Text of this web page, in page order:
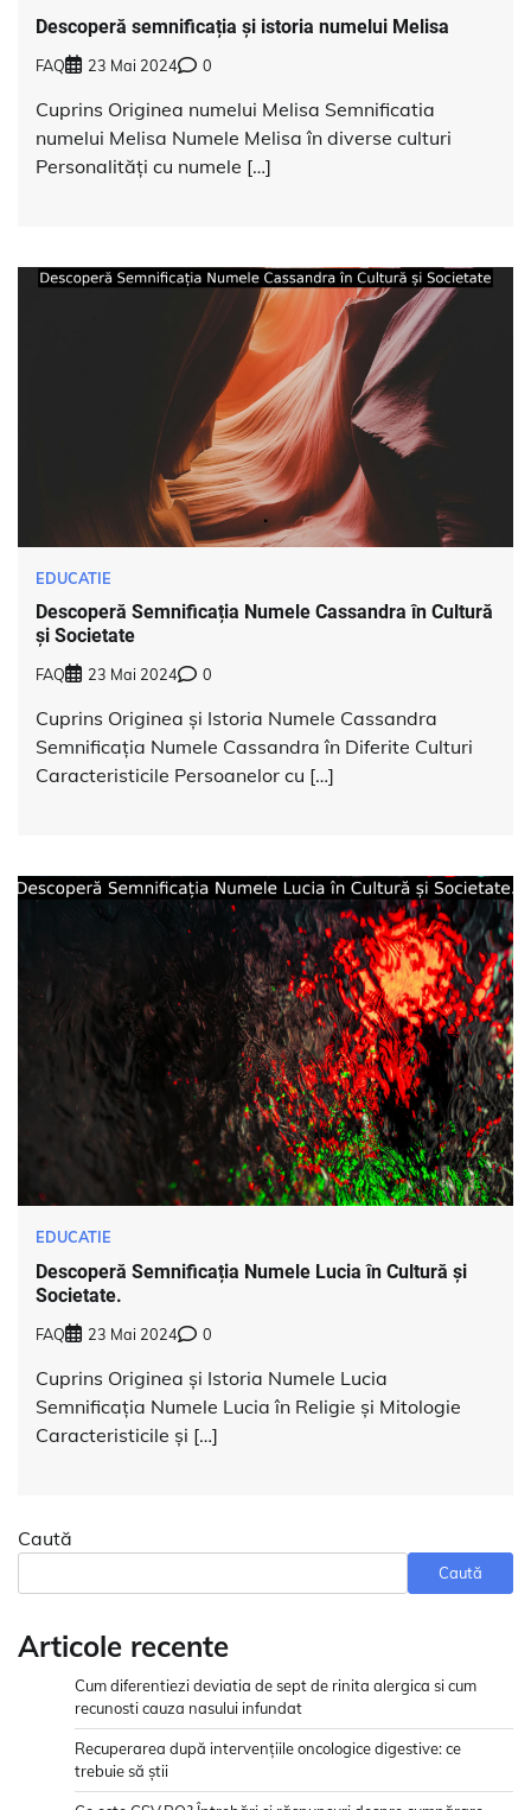
Descoperă semnificația și istoria numelui Melisa
FAQ 23 Mai 2024 0
Cuprins Originea numelui Melisa Semnificatia
numelui Melisa Numele Melisa în diverse culturi
Personalități cu numele […]
EDUCATIE
Descoperă Semnificația Numele Cassandra în Cultură
și Societate
FAQ 23 Mai 2024 0
Cuprins Originea și Istoria Numele Cassandra
Semnificația Numele Cassandra în Diferite Culturi
Caracteristicile Persoanelor cu […]
EDUCATIE
Descoperă Semnificația Numele Lucia în Cultură și
Societate.
FAQ 23 Mai 2024 0
Cuprins Originea și Istoria Numele Lucia
Semnificația Numele Lucia în Religie și Mitologie
Caracteristicile și […]
Caută
Caută
Articole recente
Cum diferentiezi deviatia de sept de rinita alergica si cum
recunosti cauza nasului infundat
Recuperarea după intervențiile oncologice digestive: ce
trebuie să știi